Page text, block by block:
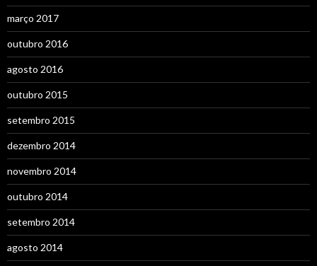
março 2017
outubro 2016
agosto 2016
outubro 2015
setembro 2015
dezembro 2014
novembro 2014
outubro 2014
setembro 2014
agosto 2014